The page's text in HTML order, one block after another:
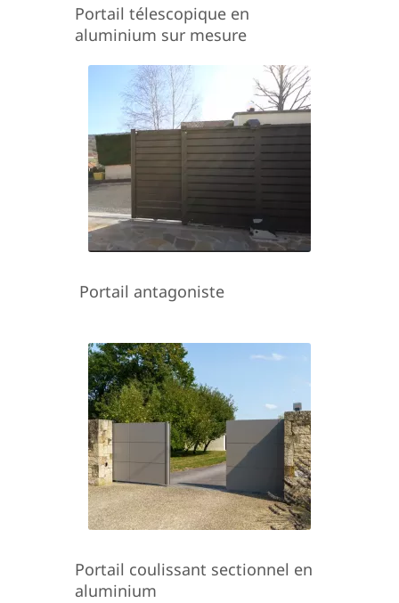
Portail télescopique en
aluminium sur mesure
Portail antagoniste
Portail coulissant sectionnel en
aluminium